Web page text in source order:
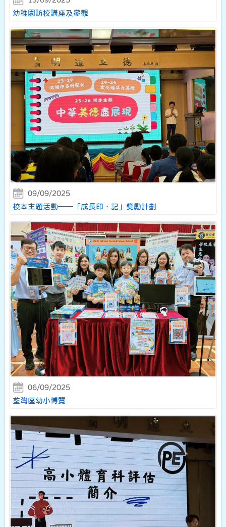
幼稚園訪校講座及參觀
09/09/2025
校本主題活動——「成長印．記」獎勵計劃
06/09/2025
荃灣區幼小博覽